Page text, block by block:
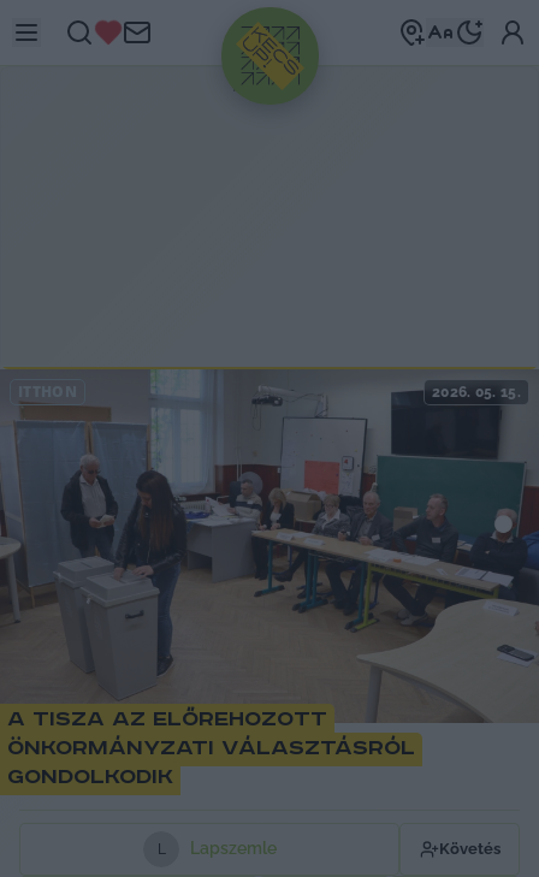
HIRDETÉS
2026. 05. 15.
A Tisza az előrehozott
önkormányzati választásról
gondolkodik
L Lapszemle Követés